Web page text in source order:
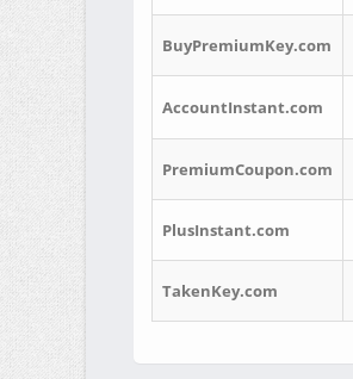
BuyPremiumKey.com
AccountInstant.com
PremiumCoupon.com
PlusInstant.com
TakenKey.com